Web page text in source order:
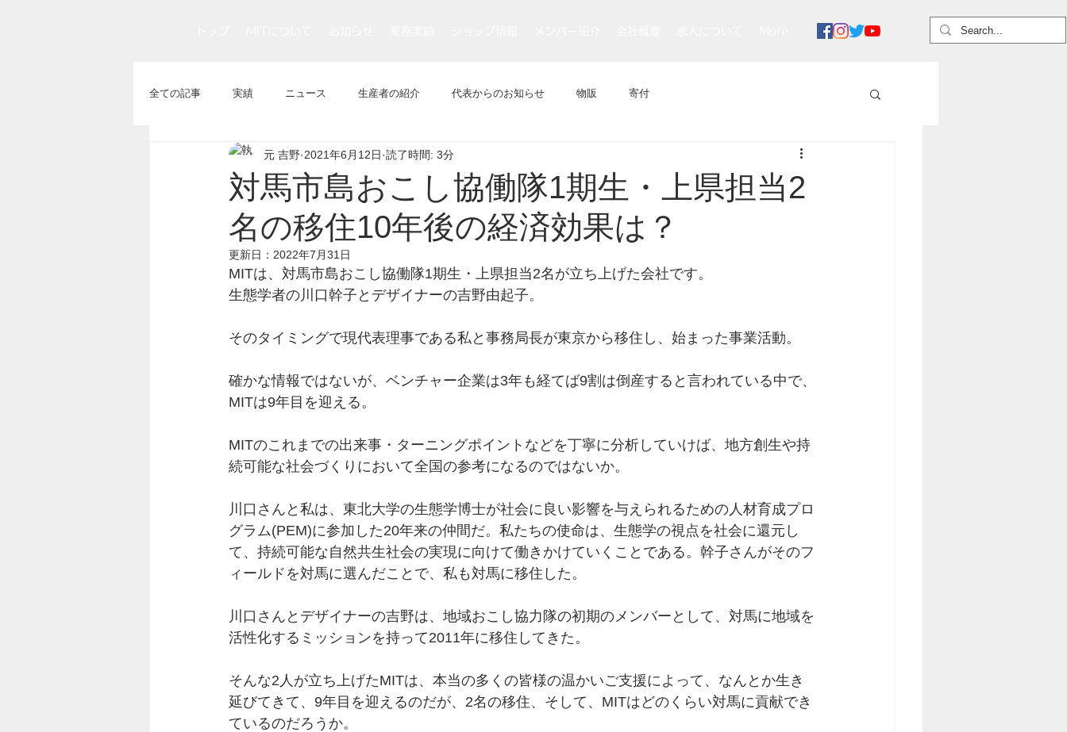
全ての記事 実績 ニュース 生産者の紹介 代表からのお知らせ 物販 寄付
対馬市島おこし協働隊1期生・上県担当2
名の移住10年後の経済効果は？
元 吉野 2021年6月12日 読了時間: 3分
更新日： 2022年7月31日
MITは、対馬市島おこし協働隊1期生・上県担当2名が立ち上げた会社です。
生態学者の川口幹子とデザイナーの吉野由起子。
そのタイミングで現代表理事である私と事務局長が東京から移住し、始まった事業活動。
確かな情報ではないが、ベンチャー企業は3年も経てば9割は倒産すると言われている中で、
MITは9年目を迎える。
MITのこれまでの出来事・ターニングポイントなどを丁寧に分析していけば、地方創生や持
続可能な社会づくりにおいて全国の参考になるのではないか。
川口さんと私は、東北大学の生態学博士が社会に良い影響を与えられるための人材育成プロ
グラム(PEM)に参加した20年来の仲間だ。私たちの使命は、生態学の視点を社会に還元し
て、持続可能な自然共生社会の実現に向けて働きかけていくことである。幹子さんがそのフ
ィールドを対馬に選んだことで、私も対馬に移住した。
川口さんとデザイナーの吉野は、地域おこし協力隊の初期のメンバーとして、対馬に地域を
活性化するミッションを持って2011年に移住してきた。
そんな2人が立ち上げたMITは、本当の多くの皆様の温かいご支援によって、なんとか生き
延びてきて、9年目を迎えるのだが、2名の移住、そして、MITはどのくらい対馬に貢献でき
ているのだろうか。